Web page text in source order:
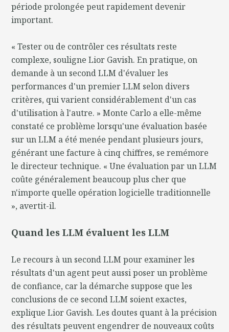
période prolongée peut rapidement devenir
important.
« Tester ou de contrôler ces résultats reste
complexe, souligne Lior Gavish. En pratique, on
demande à un second LLM d'évaluer les
performances d'un premier LLM selon divers
critères, qui varient considérablement d'un cas
d'utilisation à l'autre. » Monte Carlo a elle-même
constaté ce problème lorsqu'une évaluation basée
sur un LLM a été menée pendant plusieurs jours,
générant une facture à cinq chiffres, se remémore
le directeur technique. « Une évaluation par un LLM
coûte généralement beaucoup plus cher que
n'importe quelle opération logicielle traditionnelle
», avertit-il.
Quand les LLM évaluent les LLM
Le recours à un second LLM pour examiner les
résultats d'un agent peut aussi poser un problème
de confiance, car la démarche suppose que les
conclusions de ce second LLM soient exactes,
explique Lior Gavish. Les doutes quant à la précision
des résultats peuvent engendrer de nouveaux coûts